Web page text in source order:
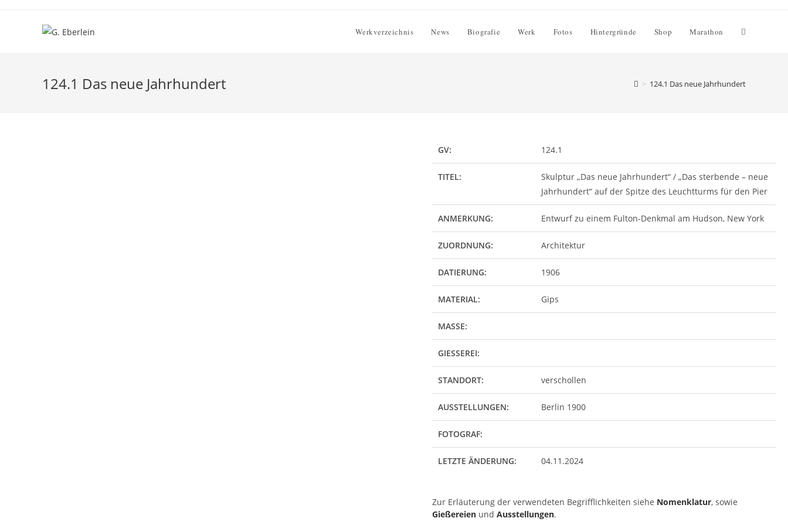
Werkverzeichnis News Biografie Werk Fotos Hintergründe Shop Marathon
124.1 Das neue Jahrhundert > 124.1 Das neue Jahrhundert
GV: 124.1
TITEL:
Skulptur „Das neue Jahrhundert“ / „Das sterbende – neue
Jahrhundert“ auf der Spitze des Leuchtturms für den Pier
ANMERKUNG: Entwurf zu einem Fulton-Denkmal am Hudson, New York
ZUORDNUNG: Architektur
DATIERUNG: 1906
MATERIAL: Gips
MASSE:
GIESSEREI:
STANDORT: verschollen
AUSSTELLUNGEN: Berlin 1900
FOTOGRAF:
LETZTE ÄNDERUNG: 04.11.2024
Zur Erläuterung der verwendeten Begrifflichkeiten siehe Nomenklatur, sowie
Gießereien undAusstellungen.